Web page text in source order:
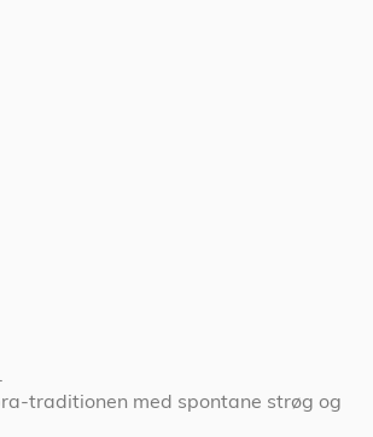
.
traditionen med spontane strøg og